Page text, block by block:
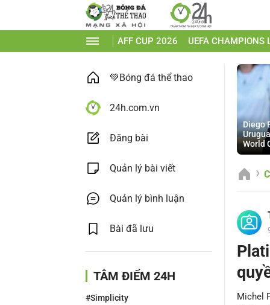
AFF CUP 2026 UEFA CHAMPIONS
💚Bóng đá thể thao
24h.com.vn
Đăng bài
Quản lý bài viết
Quản lý bình luận
Bài đã lưu
TÂM ĐIỂM 24H
#Simplicity
Diego
World
Michel